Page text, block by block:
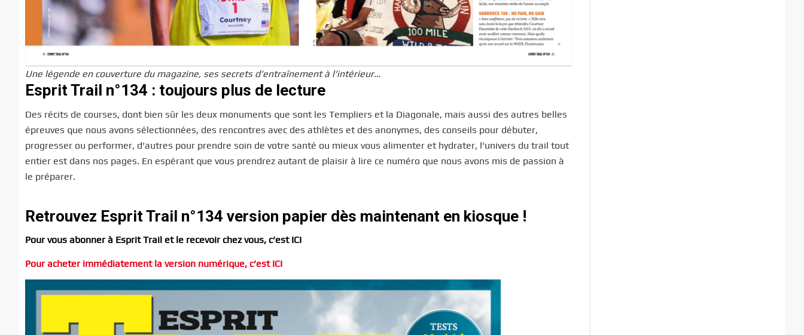
Une légende en couverture du magazine, ses secrets d’entraînement à l’intérieur…
Esprit Trail n°134 : toujours plus de lecture
Des récits de courses, dont bien sûr les deux monuments que sont les Templiers et la Diagonale, mais aussi des autres belles
épreuves que nous avons sélectionnées, des rencontres avec des athlètes et des anonymes, des conseils pour débuter,
progresser ou performer, d’autres pour prendre soin de votre santé ou mieux vous alimenter et hydrater, l’univers du trail tout
entier est dans nos pages. En espérant que vous prendrez autant de plaisir à lire ce numéro que nous avons mis de passion à
le préparer.
Retrouvez Esprit Trail n°134 version papier dès maintenant en kiosque !
Pour vous abonner à Esprit Trail et le recevoir chez vous, c’est ICI
Pour acheter immédiatement la version numérique, c’est ICI